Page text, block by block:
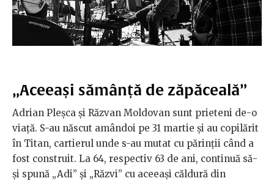
„Aceeași sămânță de zăpăceală”
Adrian Pleșca și Răzvan Moldovan sunt prieteni de-o
viață. S-au născut amândoi pe 31 martie și au copilărit
în Titan, cartierul unde s-au mutat cu părinții când a
fost construit. La 64, respectiv 63 de ani, continuă să-
și spună „Adi” și „Răzvi” cu aceeași căldură din